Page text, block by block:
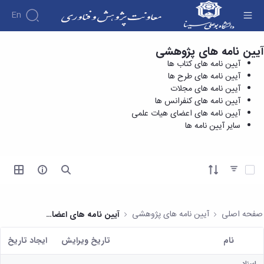
En
درباره
معاونت
درباره
معرفی
معاون
اهداف
و
قبلی
امور
پژوهشی
رئیس
کتابخانه
پژوهش
پژوهش
هفته
پژوهش
و
ها
های
تحقیقاتی
فناوری و
کارآفرینی
مدیریت
کارگروه‌ها
مدیریت‌ها
امور
پژوهشی
و
مرکز
اسناد
دفتر
کاربرگ
فرم
ها
آیین
های
آیین نامه های کنفرانس ها - معاونت پژوهش و
فناوری
آیین نامه های پژوهشی
آیین نامه های کتاب ها
آیین نامه های طرح ها
آیین نامه های مجلات
آیین نامه های کنفرانس ها
آیین نامه های اعضای هیات علمی
سایر آیین نامه ها
آیتم ها را انتخاب کنید
صفحه اصلی آیین نامه های پژوهشی آیین نامه های اعضای هیات علمی
کاربر انتخاب شده
نام تاریخ ویرایش ايجاد تاريخ